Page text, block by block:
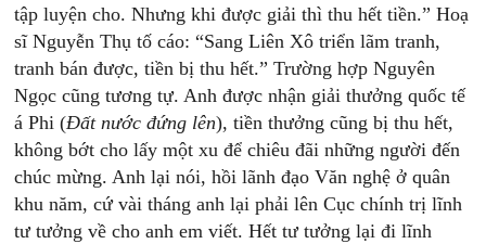
tập luyện cho. Nhưng khi được giải thì thu hết tiền.” Hoạ
sĩ Nguyễn Thụ tố cáo: “Sang Liên Xô triển lãm tranh,
tranh bán được, tiền bị thu hết.” Trường hợp Nguyên
Ngọc cũng tương tự. Anh được nhận giải thưởng quốc tế
á Phi (Đất nước đứng lên), tiền thưởng cũng bị thu hết,
không bớt cho lấy một xu để chiêu đãi những người đến
chúc mừng. Anh lại nói, hồi lãnh đạo Văn nghệ ở quân
khu năm, cứ vài tháng anh lại phải lên Cục chính trị lĩnh
tư tưởng về cho anh em viết. Hết tư tưởng lại đi lĩnh